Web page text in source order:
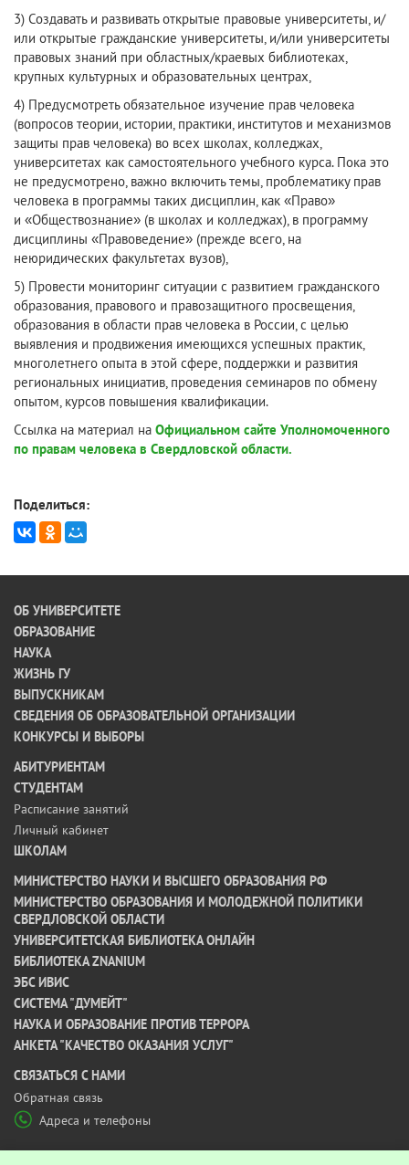
3) Создавать и развивать открытые правовые университеты, и/
или открытые гражданские университеты, и/или университеты
правовых знаний при областных/краевых библиотеках,
крупных культурных и образовательных центрах,
4) Предусмотреть обязательное изучение прав человека
(вопросов теории, истории, практики, институтов и механизмов
защиты прав человека) во всех школах, колледжах,
университетах как самостоятельного учебного курса. Пока это
не предусмотрено, важно включить темы, проблематику прав
человека в программы таких дисциплин, как «Право»
и «Обществознание» (в школах и колледжах), в программу
дисциплины «Правоведение» (прежде всего, на
неюридических факультетах вузов),
5) Провести мониторинг ситуации с развитием гражданского
образования, правового и правозащитного просвещения,
образования в области прав человека в России, с целью
выявления и продвижения имеющихся успешных практик,
многолетнего опыта в этой сфере, поддержки и развития
региональных инициатив, проведения семинаров по обмену
опытом, курсов повышения квалификации.
Ссылка на материал на Официальном сайте Уполномоченного
по правам человека в Свердловской области.
Поделиться:
ОБ УНИВЕРСИТЕТЕ
ОБРАЗОВАНИЕ
НАУКА
ЖИЗНЬ ГУ
ВЫПУСКНИКАМ
СВЕДЕНИЯ ОБ ОБРАЗОВАТЕЛЬНОЙ ОРГАНИЗАЦИИ
КОНКУРСЫ И ВЫБОРЫ
АБИТУРИЕНТАМ
СТУДЕНТАМ
Расписание занятий
Личный кабинет
ШКОЛАМ
МИНИСТЕРСТВО НАУКИ И ВЫСШЕГО ОБРАЗОВАНИЯ РФ
МИНИСТЕРСТВО ОБРАЗОВАНИЯ И МОЛОДЕЖНОЙ ПОЛИТИКИ
СВЕРДЛОВСКОЙ ОБЛАСТИ
УНИВЕРСИТЕТСКАЯ БИБЛИОТЕКА ОНЛАЙН
БИБЛИОТЕКА ZNANIUM
ЭБС ИВИС
СИСТЕМА "ДУМЕЙТ"
НАУКА И ОБРАЗОВАНИЕ ПРОТИВ ТЕРРОРА
АНКЕТА "КАЧЕСТВО ОКАЗАНИЯ УСЛУГ"
CВЯЗАТЬСЯ С НАМИ
Обратная связь
Адреса и телефоны